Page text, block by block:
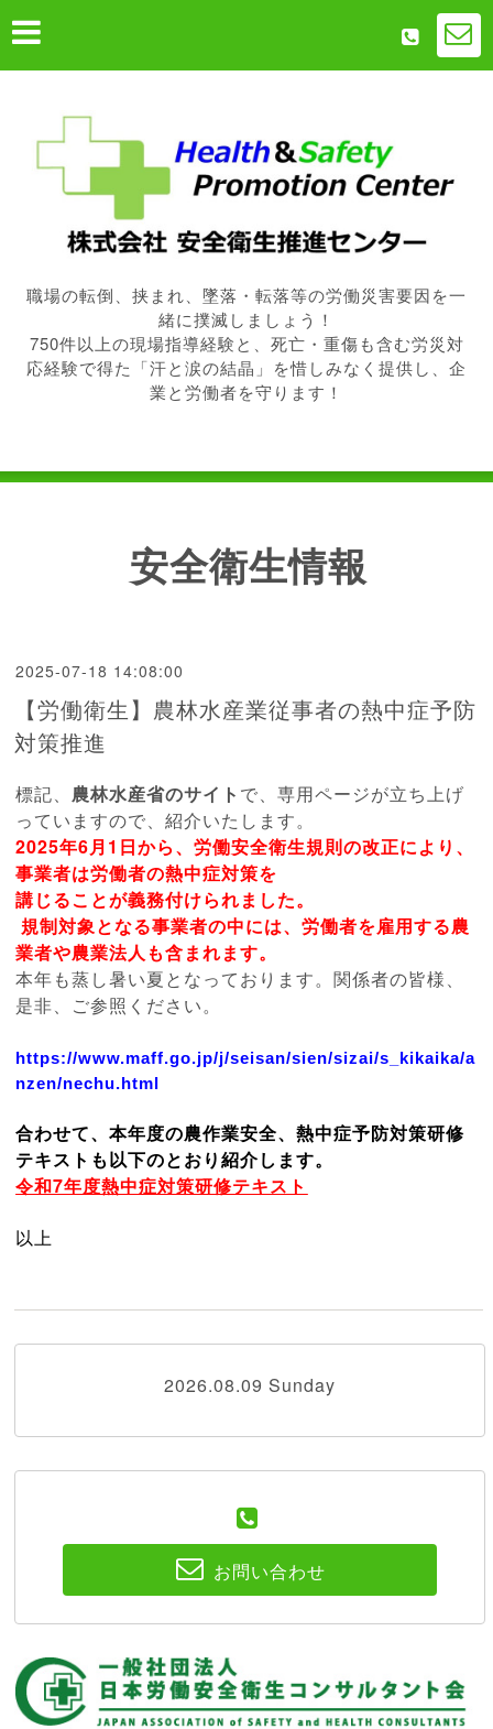
職場の転倒、挟まれ、墜落・転落等の労働災害要因を一
緒に撲滅しましょう！
750件以上の現場指導経験と、死亡・重傷も含む労災対
応経験で得た「汗と涙の結晶」を惜しみなく提供し、企
業と労働者を守ります！
安全衛生情報
2025-07-18 14:08:00
【労働衛生】農林水産業従事者の熱中症予防
対策推進
標記、 農林水産省のサイト で、専用ページが立ち上げ
っていますので、紹介いたします。
2025年6月1 日から、労働安全衛生規則の改正により、
事業者は労働者の熱中症対策を
講じることが義務付けられました。
規制対象となる事業者の中には、労働者を雇用する農
業者や農業法人も含まれます。
本年も蒸し暑い夏となっております。関係者の皆様、
是非、ご参照ください。
https://www.maff.go.jp/j/seisan/sien/sizai/s_kikaika/a
nzen/nechu.html
合わせて、本年度の農作業安全、熱中症予防対策研修
テキストも以下のとおり紹介します。
令和7年度熱中症対策研修テキスト
以上
2026.08.09 Sunday
お問い合わせ